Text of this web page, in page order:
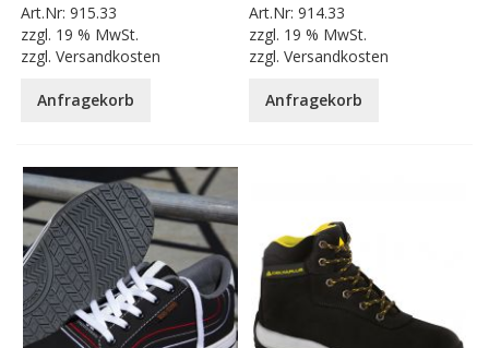
Art.Nr:915.33
zzgl. 19 % MwSt.
zzgl.Versandkosten
Anfragekorb
Art.Nr:914.33
zzgl. 19 % MwSt.
zzgl.Versandkosten
Anfragekorb